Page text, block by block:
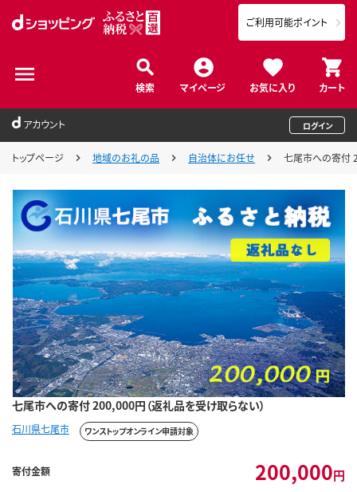
検索 マイページ お気に入り カート
ご利用可能ポイント
アカウント ログイン
トップページ 地域のお礼の品 自治体にお任せ 七尾市への寄付
七尾市への寄付 200,000円（返礼品を受け取らない）
石川県七尾市 ワンストップオンライン申請対象
寄付金額 200,000円